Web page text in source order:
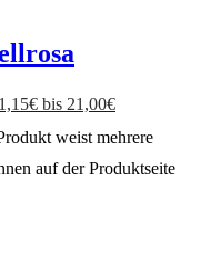
bis 21,00€
weist mehrere
auf der Produktseite